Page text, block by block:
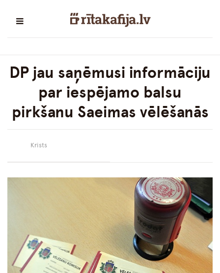
DP jau saņēmusi informāciju
par iespējamo balsu
pirkšanu Saeimas vēlēšanās
Krists